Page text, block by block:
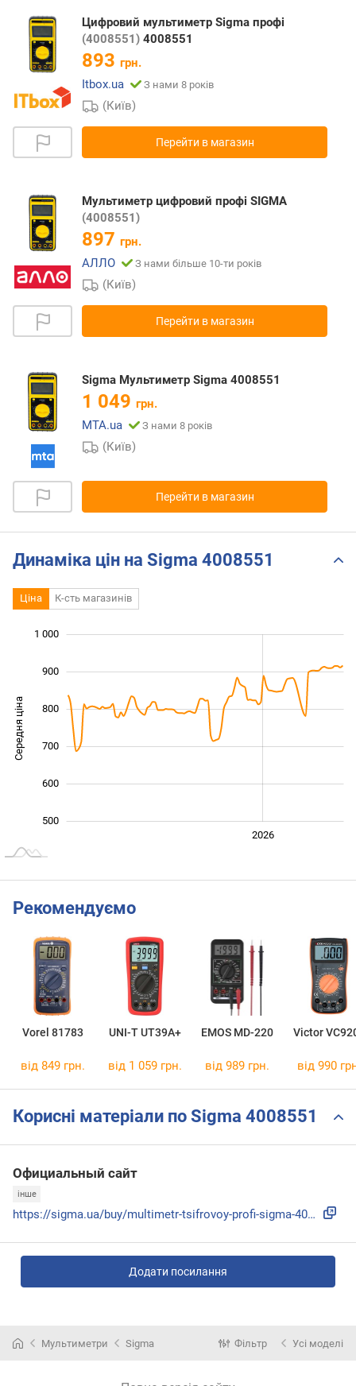
Цифровий мультиметр Sigma профі
(4008551) 4008551
893 грн.
Itbox.ua
З нами 8 років
(Київ)
Перейти в магазин
Мультиметр цифровий профі SIGMA
(4008551)
897 грн.
АЛЛО
З нами більше 10-ти років
(Київ)
Перейти в магазин
Sigma Мультиметр Sigma 4008551
1 049 грн.
MTA.ua
З нами 8 років
(Київ)
Перейти в магазин
Динаміка цін на Sigma 4008551
Ціна К-сть магазинів
Середня ціна
500
600
700
800
1 000
900
2026
Рекомендуємо
Vorel 81783 UNI-T UT39A+ EMOS MD-220 Victor
від 849 грн. від 1 059 грн. від 989 грн. від 990
Корисні матеріали по Sigma 4008551
Официальный сайт
інше
https://sigma.ua/buy/multimetr-tsifrovoy-profi-sigma-400855...
Додати посилання
Мультиметри Sigma Фільтр Усі моделі